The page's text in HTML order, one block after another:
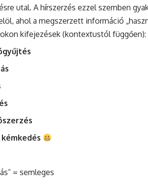
utal. A hírszerzés ezzel szemben
ahol a megszerzett információ
kifejezések (kontextustól függően):
kémkedés
= semleges